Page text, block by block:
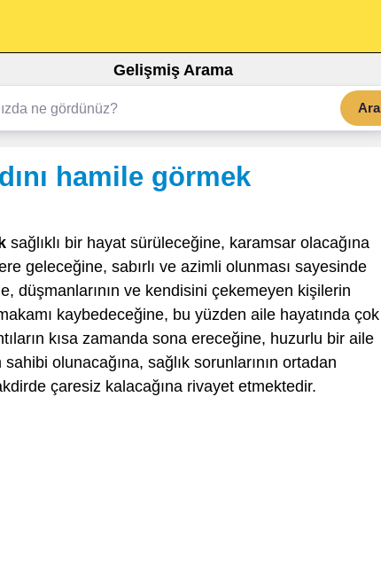
Gelişmiş Arama
Ara
hamile görmek
sağlıklı bir hayat sürüleceğine, karamsar olacağına
geleceğine, sabırlı ve azimli olunması sayesinde
düşmanlarının ve kendisini çekemeyen kişilerin
kaybedeceğine, bu yüzden aile hayatında çok
kısa zamanda sona ereceğine, huzurlu bir aile
olunacağına, sağlık sorunlarının ortadan
çaresiz kalacağına rivayet etmektedir.